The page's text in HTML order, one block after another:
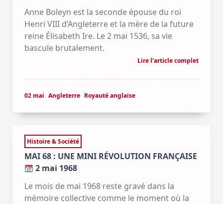
Anne Boleyn est la seconde épouse du roi
Henri VIII d’Angleterre et la mère de la future
reine Élisabeth Ire. Le 2 mai 1536, sa vie
bascule brutalement.
Lire l'article complet
02 mai Angleterre Royauté anglaise
Histoire & Société
MAI 68 : UNE MINI RÉVOLUTION FRANÇAISE
2 mai 1968
Le mois de mai 1968 reste gravé dans la
mémoire collective comme le moment où la